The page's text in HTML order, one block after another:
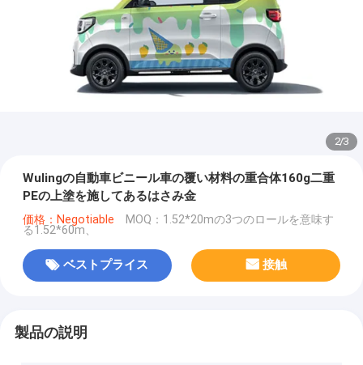
2/3
Wulingの自動車ビニール車の覆い材料の重合体160g二重
PEの上塗を施してあるはさみ金
価格：Negotiable MOQ：1.52*20mの3つのロールを意味す
る1.52*60m、
ベストプライス 接触
製品の説明